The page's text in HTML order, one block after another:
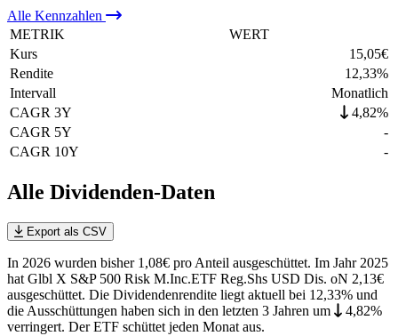
Alle Kennzahlen
METRIK
WERT
Kurs
15,05€
Rendite
12,33%
Intervall
Monatlich
CAGR 3Y
4,82%
CAGR 5Y
-
CAGR 10Y
-
Alle Dividenden-Daten
Export als CSV
In 2026 wurden bisher 1,08€ pro Anteil ausgeschüttet. Im Jahr 2025
hat Glbl X S&P 500 Risk M.Inc.ETF Reg.Shs USD Dis. oN 2,13€
ausgeschüttet. Die Dividendenrendite liegt aktuell bei 12,33% und
die Ausschüttungen haben sich in den letzten 3 Jahren um
4,82%
verringert. Der ETF schüttet jeden Monat aus.